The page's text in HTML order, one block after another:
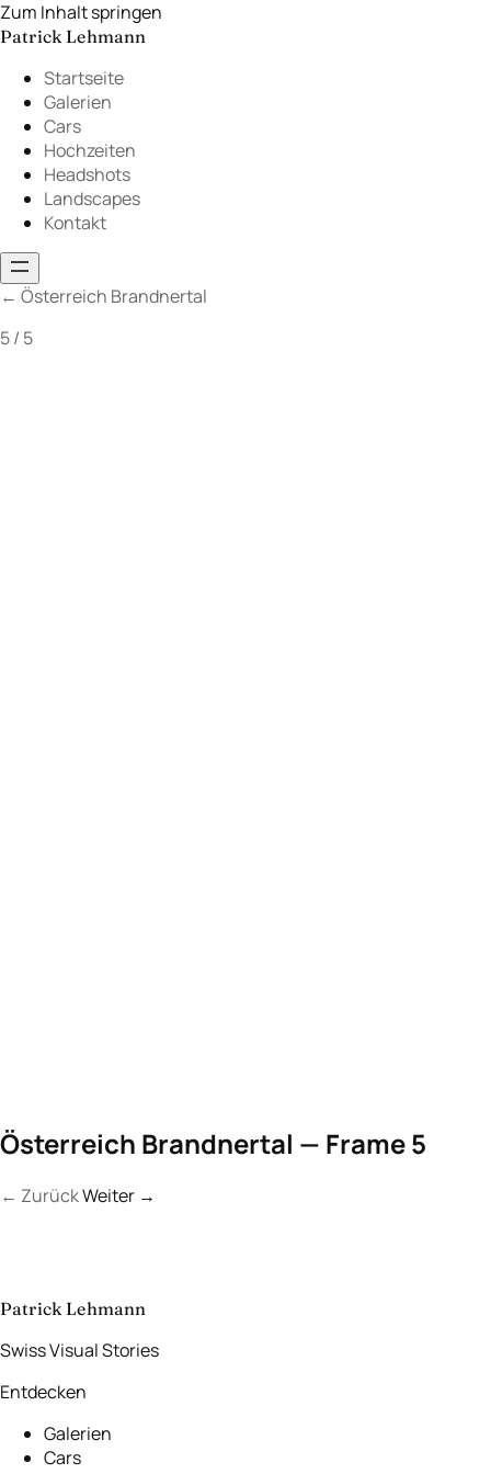
Zum Inhalt springen
Patrick Lehmann
Startseite
Galerien
Cars
Hochzeiten
Headshots
Landscapes
Kontakt
← Österreich Brandnertal
5 / 5
Österreich Brandnertal — Frame 5
← ZurückWeiter →
aufnehmen→
Patrick Lehmann
Swiss Visual Stories
Entdecken
Galerien
Cars